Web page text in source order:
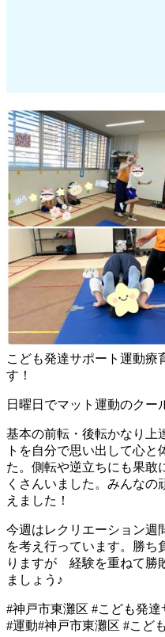
こども発達サポート運動療
す！
日曜日でマット運動のクー
基本の前転・後転かなり上
トを自分で思い出して心
た。側転や逆立ちにも果
くさんいました。みんなの
えました！
今週はレクリエーション週
を考え行っています。勝ち
りますが 経験を重ねて勝
ましょう♪
#神戸市東灘区 #こども発達
#運動#神戸市東灘区 #こど